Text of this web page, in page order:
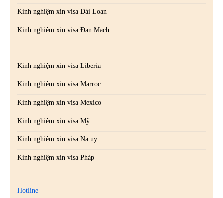
Kinh nghiệm xin visa Đài Loan
Kinh nghiệm xin visa Đan Mạch
Kinh nghiệm xin visa Liberia
Kinh nghiệm xin visa Marroc
Kinh nghiệm xin visa Mexico
Kinh nghiệm xin visa Mỹ
Kinh nghiệm xin visa Na uy
Kinh nghiệm xin visa Pháp
Hotline